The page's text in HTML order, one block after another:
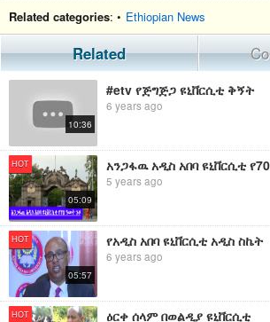
Related categories: • Ethiopian News
Related
10:36
#etv የጅግጅጋ ዩኒቨርሲቲ ቅኝት
6 years ago
HOT
05:09
አንጋፋዉ አዲስ አበባ ዩኒቨርሲቲ
5 years ago
HOT
05:57
የአዲስ አበባ ዩኒቨርሲቲ አዲስ ስኬት
6 years ago
HOT ዕርቀ ሰላም በወልዲያ ዩኒቨርሲቲ